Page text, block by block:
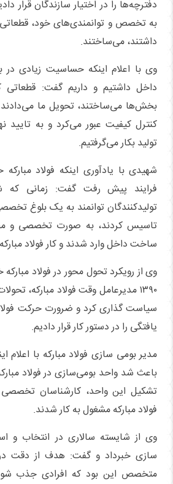
دفترچه‌ها را در اختیار سازندگان قرار
به تخصص و توانمندی‌های خود،
داشتند، می‌ساختند.
وی با اعلام اینکه حساسیت زیادی در
داخل داشتیم و داریم گفت: قطعاتی
بخش‌ها می‌ساختند، تحویل ما می‌دادند
کنترل کیفیت عبور می‌کرد و به تایید
تولید بکار می‌گرفتیم.
شهیدی با یادآوری اینکه فولاد
فرایند پیش رفت گفت: زمانی که
تولیدکنندگان توانمند به یک بلوغ
تاسیس کردند، به صورت تخصصی و
ساخت داخل وارد شدند و کار فولاد
وی از رویکرد تحول محور در فولاد
۱۳۹۰ مدیرعامل وقت فولاد مبارکه،
سیاست گذاری کرد و ضرورت حرکت
یافتگی را در دستور کار قرار دادیم.
مدیر بومی سازی فولاد مبارکه با اعلام
باعث شد واحد بومی‌سازی در فولاد
تشکیل این واحد، کارشناسان
فولاد مبارکه مشغول به کار شدند.
وی از شایسته سالاری در انتخاب و
سازی خبرداد و گفت: هدف از دقت در
متخصص این بود که افرادی جذب